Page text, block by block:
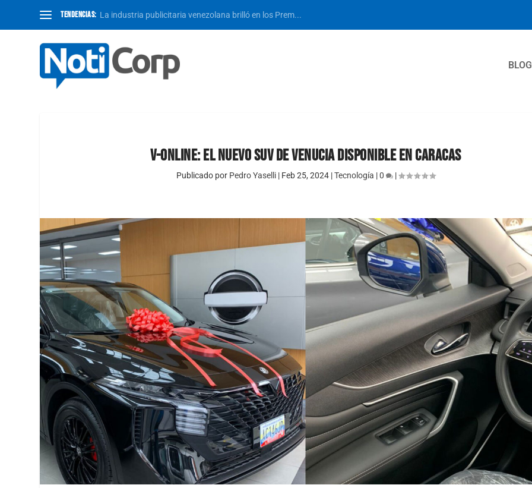
TENDENCIAS: La industria publicitaria venezolana brilló en los Prem...
BLOG
V-ONLINE: EL NUEVO SUV DE VENUCIA DISPONIBLE EN CARACAS
Publicado por Pedro Yaselli| Feb 25, 2024|Tecnología |0 |